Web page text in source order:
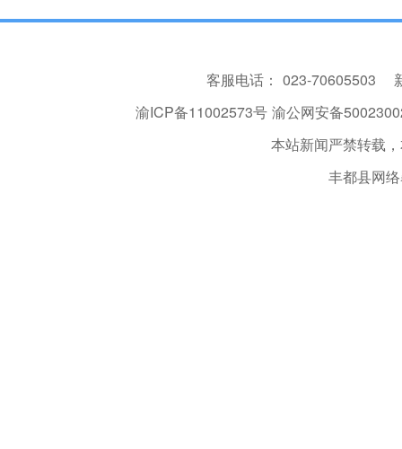
客服电话： 023-70605503
渝ICP备11002573号 渝公网安备
本站新闻严禁转载
丰都县网